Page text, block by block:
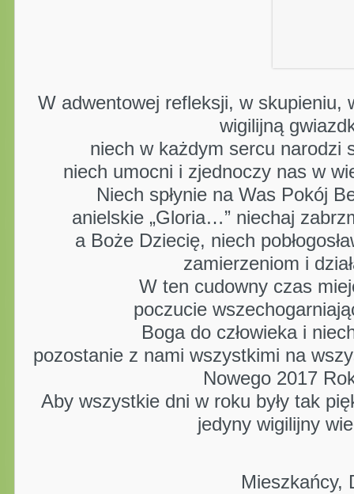
W adwentowej refleksji, w skupieniu,
wigilijną
niech w każdym sercu narodzi
niech umocni i zjednoczy nas w
Niech spłynie na Was Pokój
anielskie „Gloria…” niechaj
a Boże Dziecię, niech
zamierzeniom i
W ten cudowny czas
poczucie
Boga do człowieka i
pozostanie z nami wszystkimi na
Nowego 2017
Aby wszystkie dni w roku były tak
jedyny wigilijny
Mieszkańcy,